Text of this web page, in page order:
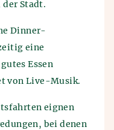
Stadt.
Dinner-
eine
Essen
von Live-Musik.
eignen
bei denen